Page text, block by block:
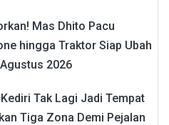
Mas Dhito Pacu
hingga Traktor Siap Ubah
2026
Tak Lagi Jadi Tempat
Tiga Zona Demi Pejalan